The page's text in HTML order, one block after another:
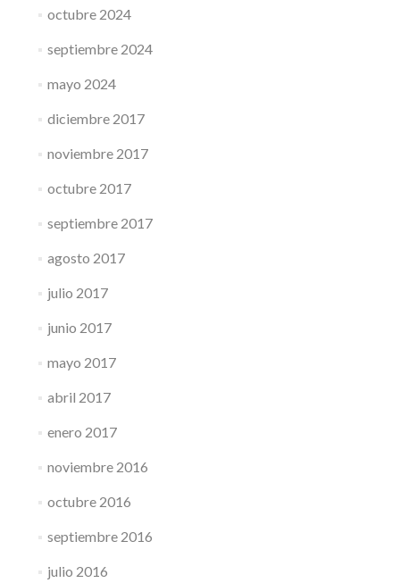
octubre 2024
septiembre 2024
mayo 2024
diciembre 2017
noviembre 2017
octubre 2017
septiembre 2017
agosto 2017
julio 2017
junio 2017
mayo 2017
abril 2017
enero 2017
noviembre 2016
octubre 2016
septiembre 2016
julio 2016